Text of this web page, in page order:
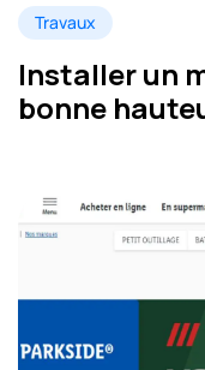
Travaux
Installer un
bonne